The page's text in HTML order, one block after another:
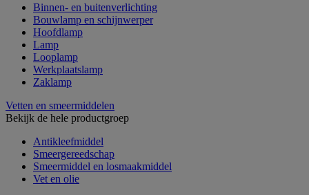
Binnen- en buitenverlichting
Bouwlamp en schijnwerper
Hoofdlamp
Lamp
Looplamp
Werkplaatslamp
Zaklamp
Vetten en smeermiddelen
Bekijk de hele productgroep
Antikleefmiddel
Smeergereedschap
Smeermiddel en losmaakmiddel
Vet en olie